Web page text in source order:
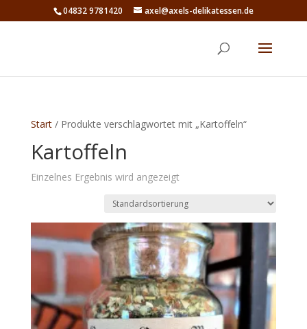
04832 9781420 axel@axels-delikatessen.de
Start/ Produkte verschlagwortet mit „Kartoffeln“
Kartoffeln
Einzelnes Ergebnis wird angezeigt